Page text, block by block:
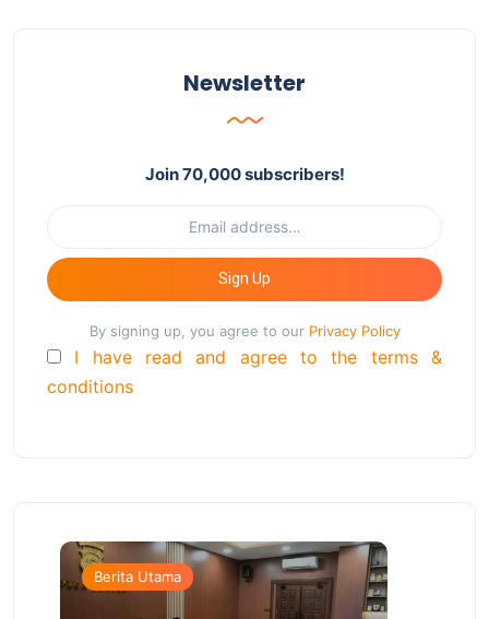
Newsletter
Join 70,000 subscribers!
Sign Up
By signing up, you agree to our Privacy Policy
I have read and agree to the terms &
conditions
Berita Utama